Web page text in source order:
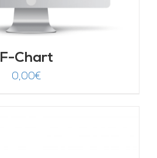
F-Chart
0,00€